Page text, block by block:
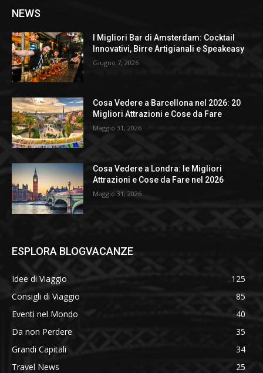
NEWS
I Migliori Bar di Amsterdam: Cocktail
Innovativi, Birre Artigianali e Speakeasy
Giugno 7, 2026
Cosa Vedere a Barcellona nel 2026: 20
Migliori Attrazioni e Cose da Fare
Maggio 31, 2026
Cosa Vedere a Londra: le Migliori
Attrazioni e Cose da Fare nel 2026
Maggio 31, 2026
ESPLORA BLOGVACANZE
Idee di Viaggio
125
Consigli di Viaggio
85
Eventi nel Mondo
40
Da non Perdere
35
Grandi Capitali
34
Travel News
25